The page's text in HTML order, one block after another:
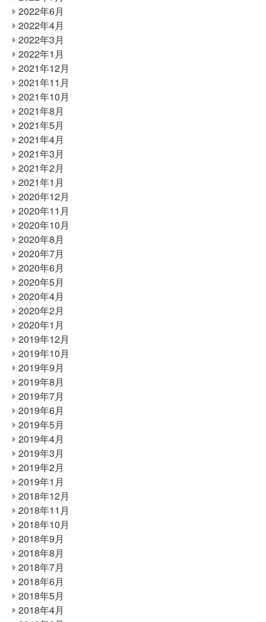
2022年6月
2022年4月
2022年3月
2022年1月
2021年12月
2021年11月
2021年10月
2021年8月
2021年5月
2021年4月
2021年3月
2021年2月
2021年1月
2020年12月
2020年11月
2020年10月
2020年8月
2020年7月
2020年6月
2020年5月
2020年4月
2020年2月
2020年1月
2019年12月
2019年10月
2019年9月
2019年8月
2019年7月
2019年6月
2019年5月
2019年4月
2019年3月
2019年2月
2019年1月
2018年12月
2018年11月
2018年10月
2018年9月
2018年8月
2018年7月
2018年6月
2018年5月
2018年4月